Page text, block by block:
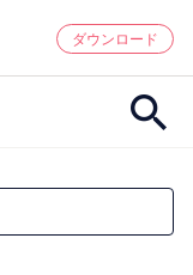
ダウンロード